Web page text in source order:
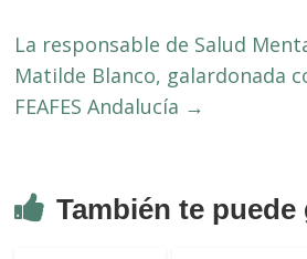
La responsable de Salud
Matilde Blanco, galardonada
FEAFES Andalucía →
También te puede